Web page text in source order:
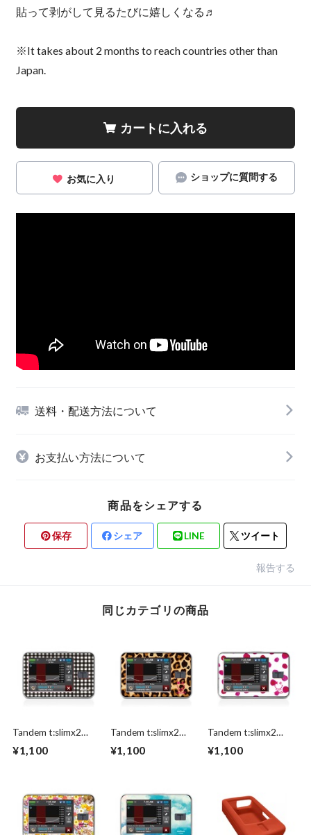
貼って剥がして見るたびに嬉しくなる♬
※It takes about 2 months to reach countries other than
Japan.
カートに入れる
お気に入り ショップに質問する
送料・配送方法について
お支払い方法について
商品をシェアする
保存 シェア LINE ツイート
報告する
同じカテゴリの商品
Tandem t:slimx2
dreamy sticker
standard check
¥1,100
Tandem t:slimx2
dreamy sticker cool
leopard
¥1,100
Tandem t:slimx2
dreamy sticker
romantic pink
¥1,100